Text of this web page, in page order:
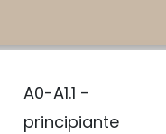
A0-A1.1 -
principiante